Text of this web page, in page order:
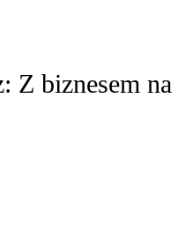
Z biznesem na